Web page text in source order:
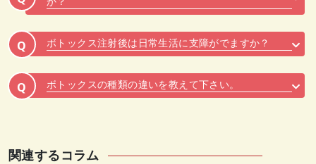
Q ボトックス注射後は日常生活に支障がでますか？
Q ボトックスの種類の違いを教えて下さい。
関連するコラム